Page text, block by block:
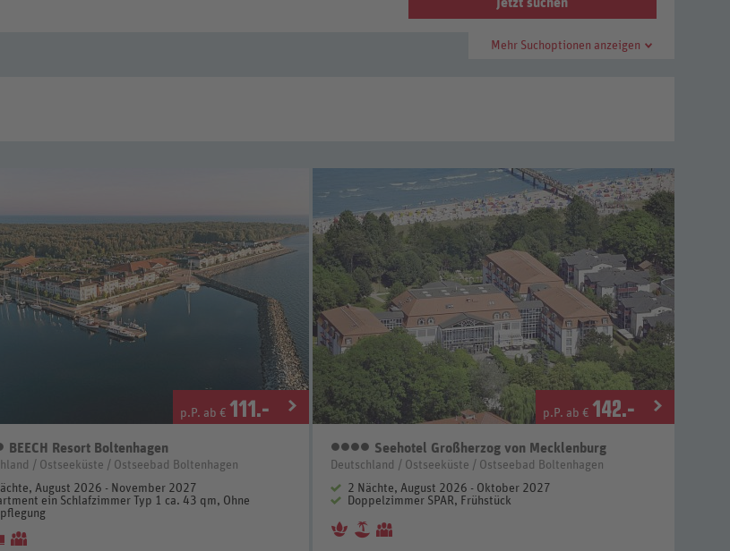
Mehr Suchoptionen anzeigen
p.P. ab € 111.-
4 Sterne
BEECH Resort Boltenhagen
/ Ostseeküste / Ostseebad Boltenhagen
August 2026 - November 2027
ein Schlafzimmer Typ 1 ca. 43 qm, Ohne
p.P. ab € 142.-
4 Sterne
Seehotel Großherzog von Mecklenburg
Deutschland / Ostseeküste / Ostseebad Boltenhagen
2 Nächte, August 2026 - Oktober 2027
Doppelzimmer SPAR, Frühstück